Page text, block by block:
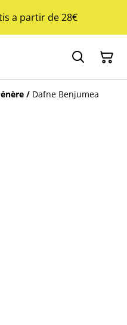
a partir de 28€
/ Dafne Benjumea